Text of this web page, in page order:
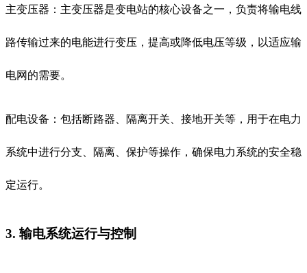
主变压器：主变压器是变电站的核心设备之一，负责将输电线
路传输过来的电能进行变压，提高或降低电压等级，以适应输
电网的需要。
配电设备：包括断路器、隔离开关、接地开关等，用于在电力
系统中进行分支、隔离、保护等操作，确保电力系统的安全稳
定运行。
3. 输电系统运行与控制